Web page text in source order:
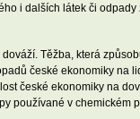
i dalších látek či
Těžba, která
české ekonomiky
české ekonomiky na
používané v